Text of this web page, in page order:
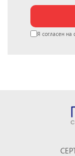
Я согласен на